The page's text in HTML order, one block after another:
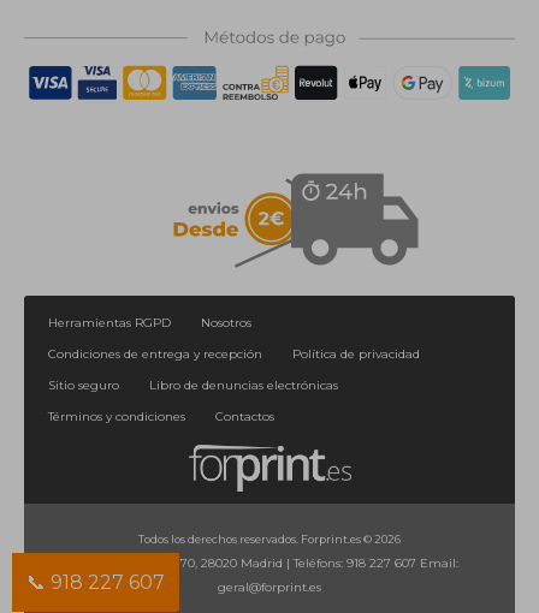
📞 918 227 607
Herramientas RGPD
Nosotros
Condiciones de entrega y recepción
Política de privacidad
Sitio seguro
Libro de denuncias electrónicas
Términos y condiciones
Contactos
Todos los derechos reservados. Forprint.es © 2026
Calle de Orense, 70, 28020 Madrid | Teléfons: 918 227 607 Email:
geral@forprint.es